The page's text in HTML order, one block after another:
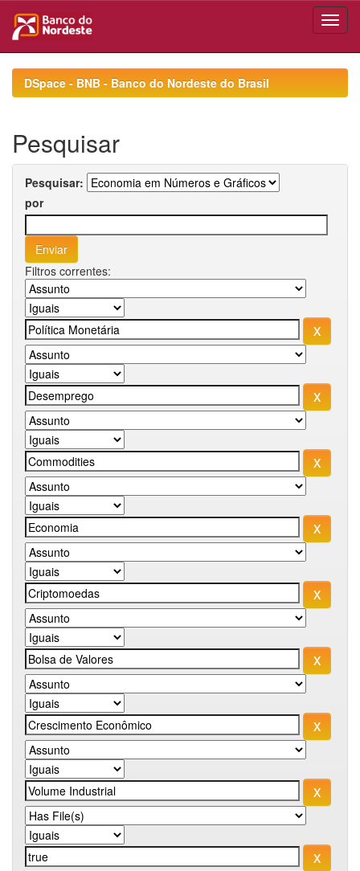
navigationDSpace - BNB - Banco do Nordeste do Brasil
Pesquisar
Pesquisar:
por
Filtros correntes: